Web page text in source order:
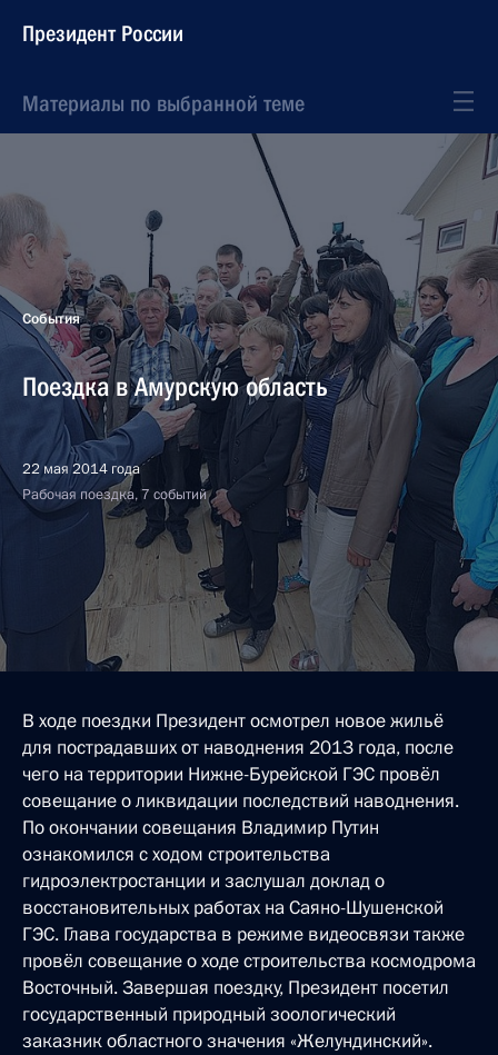
Президент России
Материалы по выбранной теме
События
Поездка в Амурскую область
22 мая 2014 года
Рабочая поездка, 7 событий
В ходе поездки Президент осмотрел новое жильё
для пострадавших от наводнения 2013 года, после
чего на территории Нижне-Бурейской ГЭС провёл
совещание о ликвидации последствий наводнения.
По окончании совещания Владимир Путин
ознакомился с ходом строительства
гидроэлектростанции и заслушал доклад о
восстановительных работах на Саяно-Шушенской
ГЭС. Глава государства в режиме видеосвязи также
провёл совещание о ходе строительства космодрома
Восточный. Завершая поездку, Президент посетил
государственный природный зоологический
заказник областного значения «Желундинский».